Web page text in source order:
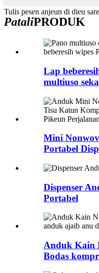
Tulis pesen anjeun di dieu
PataliPRODUK
Lap
multiuso
Mini
Portabel
Dispenser
Portabel
Anduk Kain
Bodas